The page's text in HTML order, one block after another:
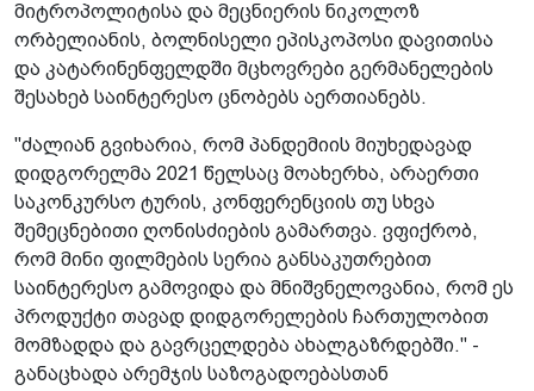
მიტროპოლიტისა და მეცნიერის ნიკოლოზ
ორბელიანის, ბოლნისელი ეპისკოპოსი დავითისა
და კატარინენფელდში მცხოვრები გერმანელების
შესახებ საინტერესო ცნობებს აერთიანებს.
"ძალიან გვიხარია, რომ პანდემიის მიუხედავად
დიდგორელმა 2021 წელსაც მოახერხა, არაერთი
საკონკურსო ტურის, კონფერენციის თუ სხვა
შემეცნებითი ღონისძიების გამართვა. ვფიქრობ,
რომ მინი ფილმების სერია განსაკუთრებით
საინტერესო გამოვიდა და მნიშვნელოვანია, რომ ეს
პროდუქტი თავად დიდგორელების ჩართულობით
მომზადდა და გავრცელდება ახალგაზრდებში." -
განაცხადა არემჯის საზოგადოებასთან